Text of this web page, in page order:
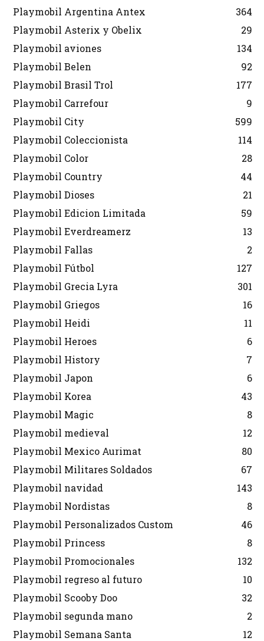
Playmobil Argentina Antex
364
Playmobil Asterix y Obelix
29
Playmobil aviones
134
Playmobil Belen
92
Playmobil Brasil Trol
177
Playmobil Carrefour
9
Playmobil City
599
Playmobil Coleccionista
114
Playmobil Color
28
Playmobil Country
44
Playmobil Dioses
21
Playmobil Edicion Limitada
59
Playmobil Everdreamerz
13
Playmobil Fallas
2
Playmobil Fútbol
127
Playmobil Grecia Lyra
301
Playmobil Griegos
16
Playmobil Heidi
11
Playmobil Heroes
6
Playmobil History
7
Playmobil Japon
6
Playmobil Korea
43
Playmobil Magic
8
Playmobil medieval
12
Playmobil Mexico Aurimat
80
Playmobil Militares Soldados
67
Playmobil navidad
143
Playmobil Nordistas
8
Playmobil Personalizados Custom
46
Playmobil Princess
8
Playmobil Promocionales
132
Playmobil regreso al futuro
10
Playmobil Scooby Doo
32
Playmobil segunda mano
2
Playmobil Semana Santa
12